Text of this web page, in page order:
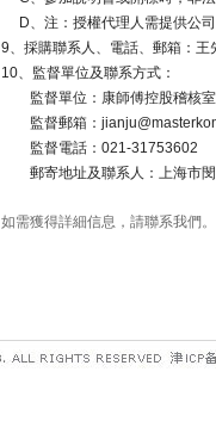
D、注：授權代理人需提供公
9、採購聯系人、電話、郵箱：王
10、監督單位及聯系方式：
監督單位：康師傅控股稽核室
監督郵箱：
監督電話： 021-31753602
郵寄地址及聯系人：上海市
如需獲得詳細信息，請聯系我們。